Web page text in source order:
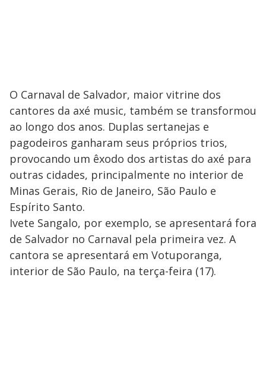
O Carnaval de Salvador, maior vitrine dos
cantores da axé music, também se transformou
ao longo dos anos. Duplas sertanejas e
pagodeiros ganharam seus próprios trios,
provocando um êxodo dos artistas do axé para
outras cidades, principalmente no interior de
Minas Gerais, Rio de Janeiro, São Paulo e
Espírito Santo.
Ivete Sangalo, por exemplo, se apresentará fora
de Salvador no Carnaval pela primeira vez. A
cantora se apresentará em Votuporanga,
interior de São Paulo, na terça-feira (17).